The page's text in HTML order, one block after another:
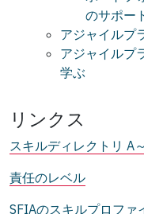
のサポー
アジャイルプ
アジャイルプ
学ぶ
リンクス
スキルディレクトリ A
責任のレベル
SFIAのスキルプロファ